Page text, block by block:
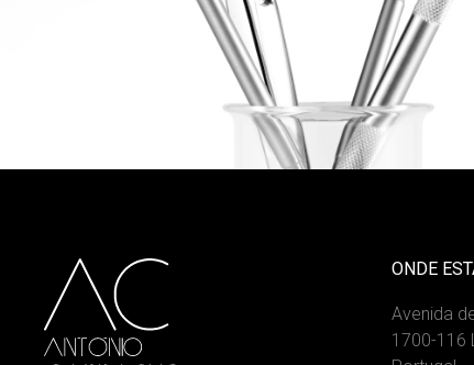
ONDE
Avenida
1700-116